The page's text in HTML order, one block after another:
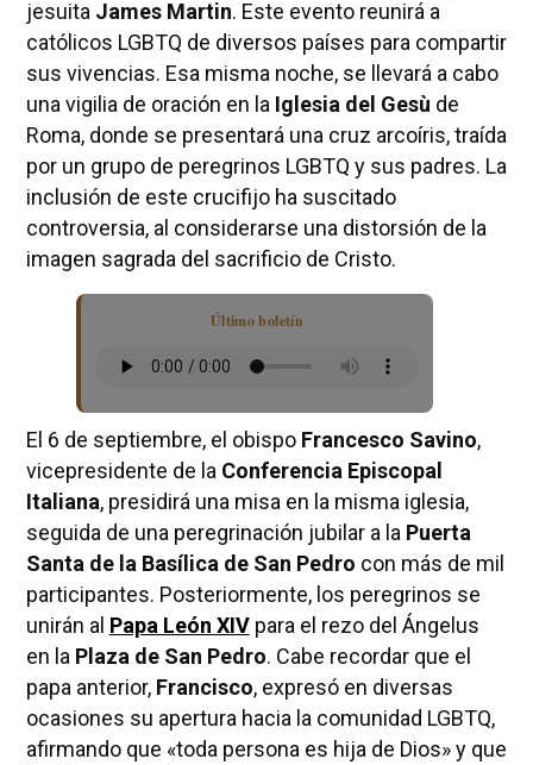
jesuita James Martin. Este evento reunirá a
católicos LGBTQ de diversos países para compartir
sus vivencias. Esa misma noche, se llevará a cabo
una vigilia de oración en la Iglesia del Gesù de
Roma, donde se presentará una cruz arcoíris, traída
por un grupo de peregrinos LGBTQ y sus padres. La
inclusión de este crucifijo ha suscitado
controversia, al considerarse una distorsión de la
imagen sagrada del sacrificio de Cristo.
Último boletín
El 6 de septiembre, el obispo Francesco Savino,
vicepresidente de la Conferencia Episcopal
Italiana, presidirá una misa en la misma iglesia,
seguida de una peregrinación jubilar a la Puerta
Santa de la Basílica de San Pedro con más de mil
participantes. Posteriormente, los peregrinos se
unirán al Papa León XIVpara el rezo del Ángelus
en la Plaza de San Pedro. Cabe recordar que el
papa anterior, Francisco, expresó en diversas
ocasiones su apertura hacia la comunidad LGBTQ,
afirmando que «toda persona es hija de Dios» y que